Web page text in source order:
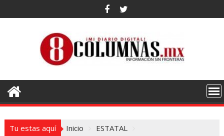
al
Tu estas aquí Inicio
ESTATAL